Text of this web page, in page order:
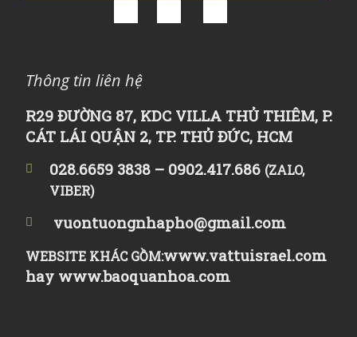
Thông tin liên hệ
R29 ĐƯỜNG 87, KDC VILLA THỦ THIÊM, P.
CÁT LÁI QUẬN 2, TP. THỦ ĐỨC, HCM
028.6659 3838 – 0902.417.686 (ZALO,
VIBER)
vuontuongnhapho@gmail.com
WEBSITE KHÁC GỒM:www.vattuisrael.com
hay www.baoquanhoa.com